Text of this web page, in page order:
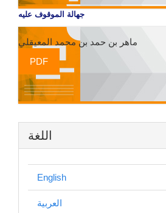
جهالة الموقوف عليه
ماهر بن حمد بن محمد المعيقلي
PDF
اللغة
English
العربية